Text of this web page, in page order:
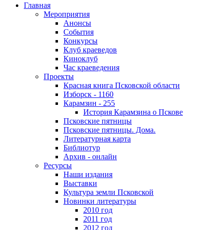
Главная
Мероприятия
Анонсы
События
Конкурсы
Клуб краеведов
Киноклуб
Час краеведения
Проекты
Красная книга Псковской области
Изборск - 1160
Карамзин - 255
История Карамзина о Пскове
Псковские пятницы
Псковские пятницы. Дома.
Литературная карта
Библиотур
Архив - онлайн
Ресурсы
Наши издания
Выставки
Культура земли Псковской
Новинки литературы
2010 год
2011 год
2012 год